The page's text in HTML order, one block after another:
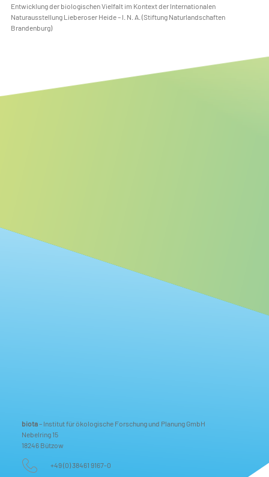
Entwicklung der biologischen Vielfalt im Kontext der Internationalen
Naturausstellung Lieberoser Heide – I. N. A. (Stiftung Naturlandschaften
Brandenburg)
biota– Institut für ökologische Forschung und Planung GmbH
Nebelring 15
18246 Bützow
+49 (0) 38461 9167-0